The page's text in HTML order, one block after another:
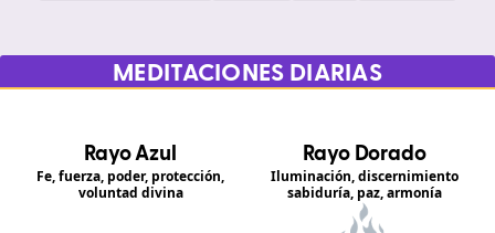
MEDITACIONES DIARIAS
Rayo Azul
Fe, fuerza, poder, protección,
voluntad divina
Rayo Dorado
Iluminación, discernimiento
sabiduría, paz, armonía